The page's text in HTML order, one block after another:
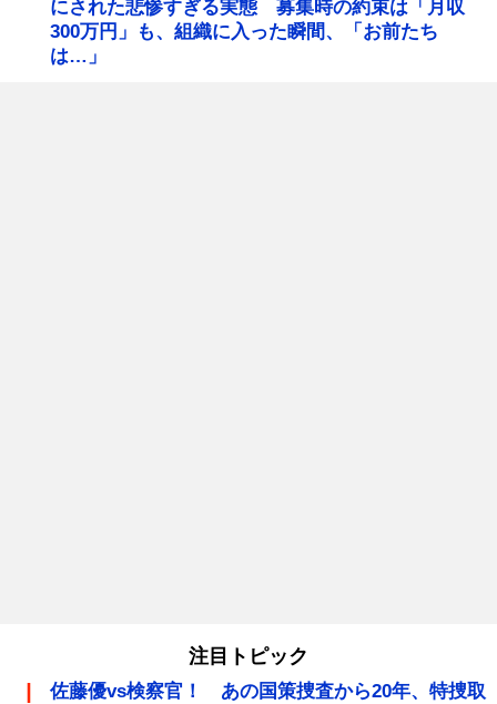
にされた悲惨すぎる実態 募集時の約束は「月収
300万円」も、組織に入った瞬間、「お前たち
は…」
注目トピック
佐藤優vs検察官！ あの国策捜査から20年、特捜取